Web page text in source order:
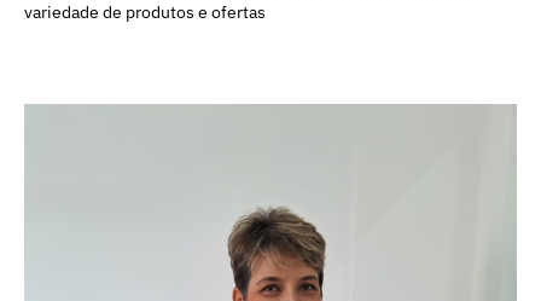
variedade de produtos e ofertas